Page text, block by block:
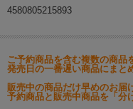
4580805215893
ご予約商品を含む複数の商品
発売日の一番遅い商品にまと
販売中の商品だけ早めのお届
予約商品と販売中商品を「分